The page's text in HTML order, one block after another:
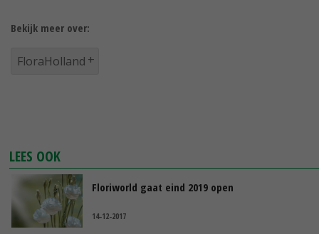
Bekijk meer over:
FloraHolland
LEES OOK
Floriworld gaat eind 2019 open
14-12-2017